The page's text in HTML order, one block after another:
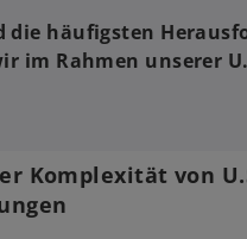
die häufigsten
im Rahmen unserer
Komplexität von